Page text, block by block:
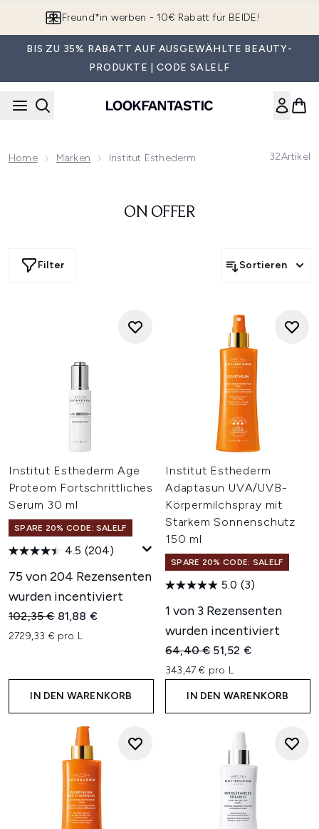
Freund*in werben - 10€ Rabatt für BEIDE!
BIS ZU 35% RABATT AUF AUSGEWÄHLTE BEAUTY-
PRODUKTE | CODE SALELF
Home Marken Institut Esthederm 32Artikel
ON OFFER
Filter Sortieren
Institut Esthederm Age
Proteom Fortschrittliches
Serum 30 ml
SPARE 20% CODE: SALELF
4.5 (204)
75 von 204 Rezensenten
wurden incentiviert
Unverbindliche Preisempfehlung:
102,35 € Aktueller Preis:
81,88 €
2729,33 € pro L
IN DEN WARENKORB
Institut Esthederm
Adaptasun UVA/UVB-
Körpermilchspray mit
Starkem Sonnenschutz
150 ml
SPARE 20% CODE: SALELF
5.0 (3)
1 von 3 Rezensenten
wurden incentiviert
Unverbindliche
64,40 € Aktueller Preis:
51,52 €
343,47 € pro L
IN DEN WARENKORB